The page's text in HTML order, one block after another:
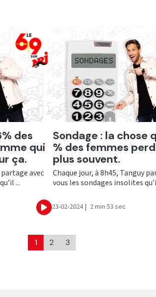
des
qui
ça.
avec
...
Ecouter
Ecouter
Sondage : la chose
% des femmes
plus souvent.
Chaque jour, à 8h45, Tanguy
vous les sondages insolites
23-02-2024 | 2 min 53 sec
1 2 3